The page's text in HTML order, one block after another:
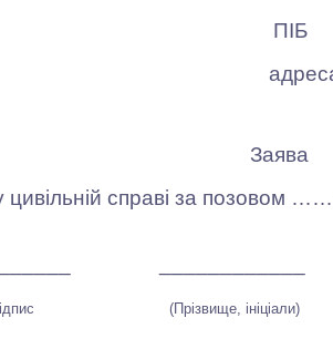
ПІБ
адреса
Заява
справі за позовом ……
(Прізвище, ініціали)